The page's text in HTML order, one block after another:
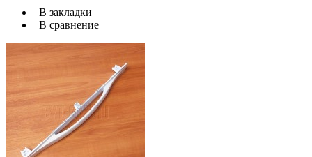
В закладки
В сравнение